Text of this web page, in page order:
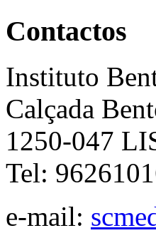
Contactos
Instituto
Calçada
1250-047
Tel:
e-mail: